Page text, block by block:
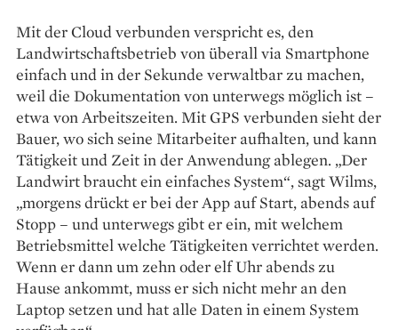
Mit der Cloud verbunden verspricht es, den
Landwirtschaftsbetrieb von überall via Smartphone
einfach und in der Sekunde verwaltbar zu machen,
weil die Dokumentation von unterwegs möglich ist –
etwa von Arbeitszeiten. Mit GPS verbunden sieht der
Bauer, wo sich seine Mitarbeiter aufhalten, und kann
Tätigkeit und Zeit in der Anwendung ablegen. „Der
Landwirt braucht ein einfaches System“, sagt Wilms,
„morgens drückt er bei der App auf Start, abends auf
Stopp – und unterwegs gibt er ein, mit welchem
Betriebsmittel welche Tätigkeiten verrichtet werden.
Wenn er dann um zehn oder elf Uhr abends zu
Hause ankommt, muss er sich nicht mehr an den
Laptop setzen und hat alle Daten in einem System